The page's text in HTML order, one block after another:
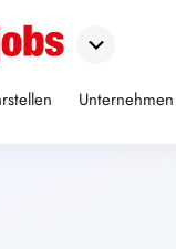
Unternehmen